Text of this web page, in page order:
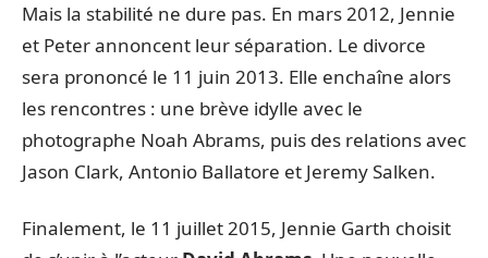
Mais la stabilité ne dure pas. En mars 2012, Jennie
et Peter annoncent leur séparation. Le divorce
sera prononcé le 11 juin 2013. Elle enchaîne alors
les rencontres : une brève idylle avec le
photographe Noah Abrams, puis des relations avec
Jason Clark, Antonio Ballatore et Jeremy Salken.
Finalement, le 11 juillet 2015, Jennie Garth choisit